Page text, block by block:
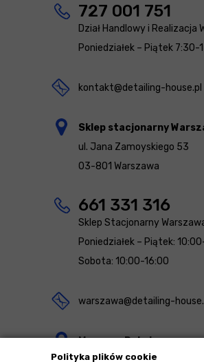
Polityka plików cookie
727 001 751
Dział Handlowy i Realizacja
Poniedziałek – Piątek 7:30-
kontakt@detailing-house.pl
Sklep stacjonarny
ul. Jana Zamoyskiego 53
03-801 Warszawa
661 331 316
Sklep Stacjonarny
Poniedziałek – Piątek:
Sobota: 10:00-16:00
warszawa@detailing-
Magazyn Rekcin